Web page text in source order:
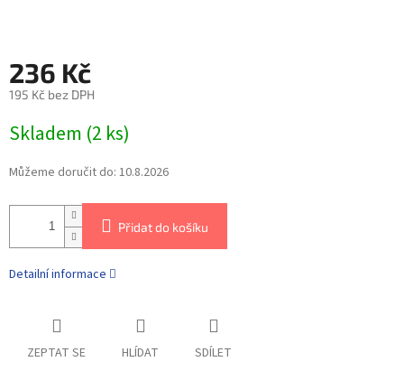
236 Kč
195 Kč bez DPH
Skladem (2 ks)
Můžeme doručit do: 10.8.2026
Přidat do košíku
Detailní informace
ZEPTAT SE HLÍDAT SDÍLET